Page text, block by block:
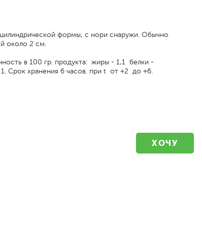
формы, с нори снаружи. Обычно
около 2 см.
в 100 гр. продукта: жиры - 1,1 белки -
Срок хранения 6 часов. при t от +2 до +6.
ХОЧУ